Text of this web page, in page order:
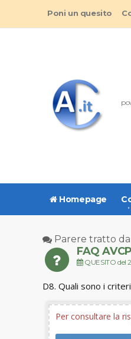
Poni un quesito
Homepage
Parere tratto
FAQ
QUESITO del
D8. Quali sono i
Per consultare la